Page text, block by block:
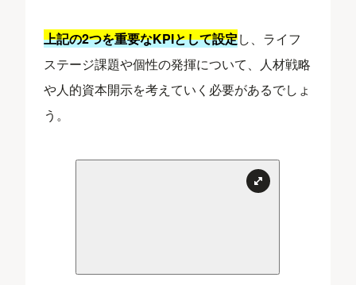
上記の2つを重要なKPIとして設定し、ライフ
ステージ課題や個性の発揮について、人材戦略
や人的資本開示を考えていく必要があるでしょ
う。